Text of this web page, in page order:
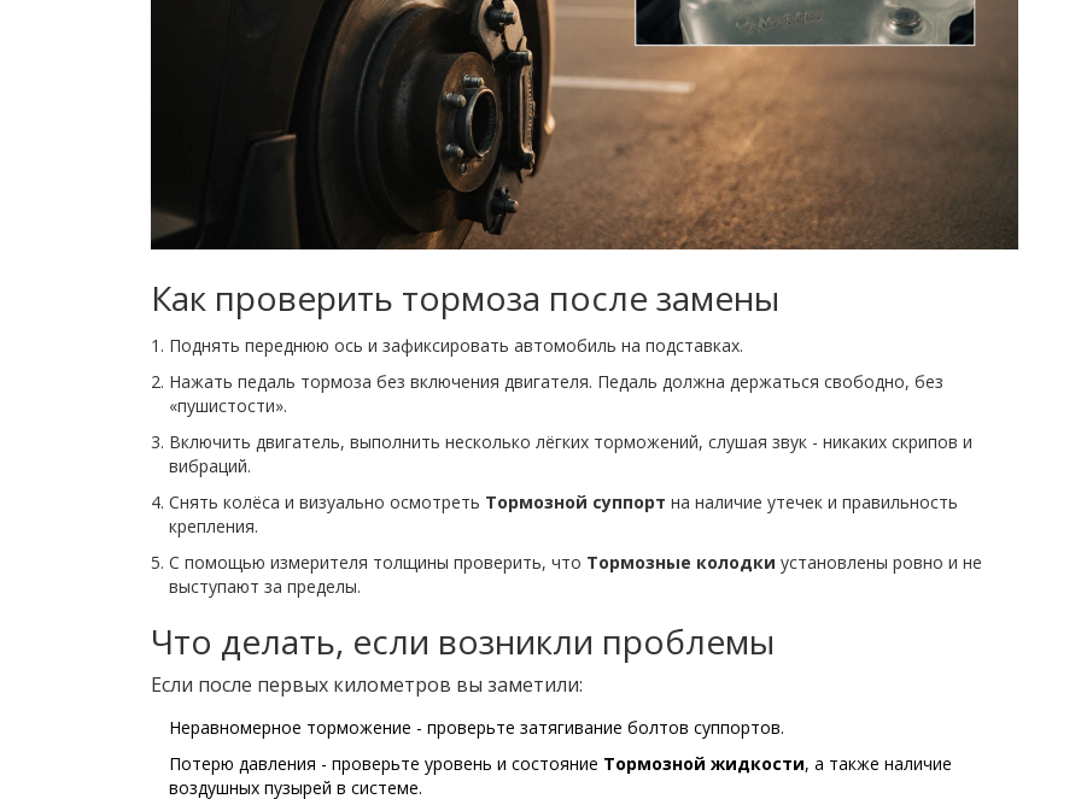
Как проверить тормоза после замены
Поднять переднюю ось и зафиксировать автомобиль на подставках.
Нажать педаль тормоза без включения двигателя. Педаль должна держаться свободно, без
«пушистости».
Включить двигатель, выполнить несколько лёгких торможений, слушая звук - никаких скрипов и
вибраций.
Снять колёса и визуально осмотреть Тормозной суппорт на наличие утечек и правильность
крепления.
С помощью измерителя толщины проверить, что Тормозные колодки установлены ровно и не
выступают за пределы.
Что делать, если возникли проблемы
Если после первых километров вы заметили:
Неравномерное торможение - проверьте затягивание болтов суппортов.
Потерю давления - проверьте уровень и состояние Тормозной жидкости, а также наличие
воздушных пузырей в системе.